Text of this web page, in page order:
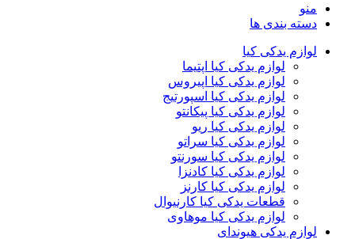
منو
دسته بندی ها
لوازم یدکی کیا
لوازم یدکی کیا اپتیما
لوازم یدکی کیا اپیروس
لوازم یدکی کیا اسپورتیج
لوازم یدکی کیا پیکانتو
لوازم یدکی کیا ریو
لوازم یدکی کیا سراتو
لوازم یدکی کیا سورنتو
لوازم یدکی کیا کادنزا
لوازم یدکی کیا کارنز
قطعات یدکی کیا کارنیوال
لوازم یدکی کیا موهاوی
لوازم یدکی هیوندای